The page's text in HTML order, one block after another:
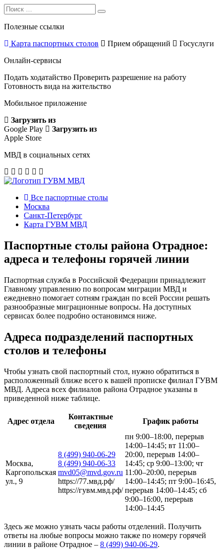
Search
for:
Search
Полезные ссылки
Карта паспортных столов
Прием обращений
Госуслуги
Онлайн-сервисы
Подать ходатайство Проверить разрешение на работу
Готовность вида на жительство
Мобильное приложение
Загрузить из
Google Play
Загрузить из
Apple Store
МВД в социальных сетях
Все паспортные столы
Москва
Санкт-Петербург
Карта ГУВМ МВД
Паспортные столы района Отрадное:
адреса и телефоны горячей линии
Паспортная служба в Российской Федерации принадлежит
Главному управлению по вопросам миграции МВД и
ежедневно помогает сотням граждан по всей России решать
разнообразные миграционные вопросы. На доступных
сервисах более подробно остановимся ниже.
Адреса подразделений паспортных
столов и телефоны
Чтобы узнать свой паспортный стол, нужно обратиться в
расположенный ближе всего к вашей прописке филиал ГУВМ
МВД. Адреса всех филиалов района Отрадное указаны в
приведенной ниже таблице.
Адрес отдела
Контактные
сведения
График работы
Москва,
Каргопольская
ул., 9
8 (499) 940-06-29
8 (499) 940-06-33
mvd05@mvd.gov.ru
https://77.мвд.рф/
https://гувм.мвд.рф/
пн 9:00–18:00, перерыв
14:00–14:45; вт 11:00–
20:00, перерыв 14:00–
14:45; ср 9:00–13:00; чт
11:00–20:00, перерыв
14:00–14:45; пт 9:00–16:45,
перерыв 14:00–14:45; сб
9:00–16:00, перерыв
14:00–14:45
Здесь же можно узнать часы работы отделений. Получить
ответы на любые вопросы можно также по номеру горячей
линии в районе Отрадное – 8 (499) 940-06-29.